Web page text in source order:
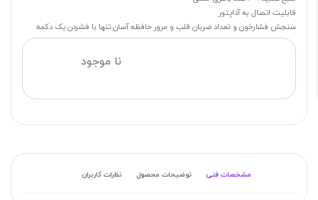
قابلیت اتصال به آداپتور
سنجش فشارخون و تعداد ضربان قلب و مرور حافظه آسان تنها با فشردن یک دکمه
نا موجود
مشخصات فنی توضیحات محصول نظرات کاربران